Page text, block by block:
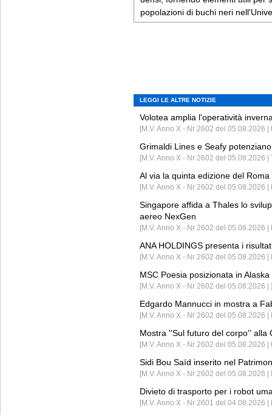
popolazioni di buchi neri
LEGGI LE ALTRE NOTIZIE
Volotea amplia l'operatività
[M.V. Anno X - Nr 2602 del 05.08.2026 |
Grimaldi Lines e Seafy
[M.V. Anno X - Nr 2602 del 05.08.2026 |
Al via la quinta edizione del
[M.V. Anno X - Nr 2602 del 05.08.2026 |
Singapore affida a Thales lo
aereo NexGen
[M.V. Anno X - Nr 2602 del 05.08.2026
ANA HOLDINGS presenta i
[M.V. Anno X - Nr 2602 del 05.08.2026
MSC Poesia posizionata in
[M.V. Anno X - Nr 2602 del 05.08.2026 | ]
Edgardo Mannucci in mostra a
[M.V. Anno X - Nr 2602 del 05.08.2026 |
Mostra ''Sul futuro del corpo'' alla
[M.V. Anno X - Nr 2602 del 05.08.2026
Sidi Bou Saïd inserito nel
[M.V. Anno X - Nr 2602 del 05.08.2026
Divieto di trasporto per i robot
[M.V. Anno X - Nr 2601 del 04.08.2026